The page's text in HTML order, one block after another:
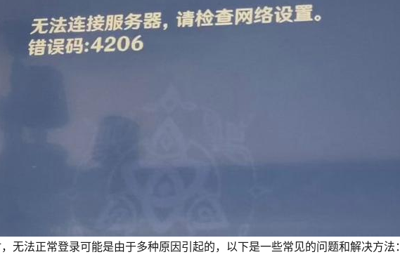
无法正常登录可能是由于多种原因引起的，以下是一些常见的问题和解决方法：